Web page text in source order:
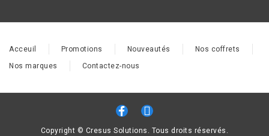
Acceuil Promotions Nouveautés
Nos coffrets
Nos marques
Contactez-nous
Copyright © Cresus Solutions. Tous droits réservés.